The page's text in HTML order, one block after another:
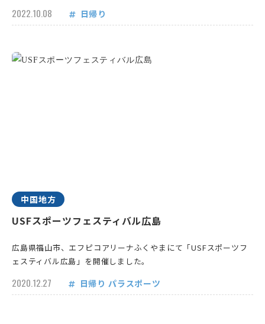
2022.10.08 日帰り
中国地方
USFスポーツフェスティバル広島
広島県福山市、エフピコアリーナふくやまにて「USFスポーツフ
ェスティバル広島」を開催しました。
2020.12.27 日帰り パラスポーツ